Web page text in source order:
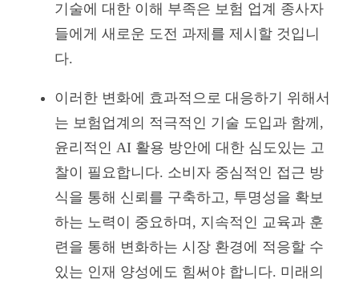
기술에 대한 이해 부족은 보험 업계 종사자
들에게 새로운 도전 과제를 제시할 것입니
다.
이러한 변화에 효과적으로 대응하기 위해서
는 보험업계의 적극적인 기술 도입과 함께,
윤리적인 AI 활용 방안에 대한 심도있는 고
찰이 필요합니다. 소비자 중심적인 접근 방
식을 통해 신뢰를 구축하고, 투명성을 확보
하는 노력이 중요하며, 지속적인 교육과 훈
련을 통해 변화하는 시장 환경에 적응할 수
있는 인재 양성에도 힘써야 합니다. 미래의